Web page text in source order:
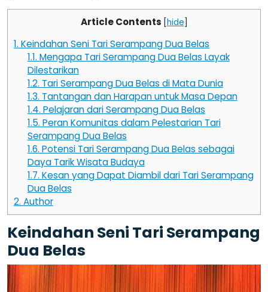
Article Contents [hide]
1. Keindahan Seni Tari Serampang Dua Belas
1.1. Mengapa Tari Serampang Dua Belas Layak
Dilestarikan
1.2. Tari Serampang Dua Belas di Mata Dunia
1.3. Tantangan dan Harapan untuk Masa Depan
1.4. Pelajaran dari Serampang Dua Belas
1.5. Peran Komunitas dalam Pelestarian Tari
Serampang Dua Belas
1.6. Potensi Tari Serampang Dua Belas sebagai
Daya Tarik Wisata Budaya
1.7. Kesan yang Dapat Diambil dari Tari Serampang
Dua Belas
2. Author
Keindahan Seni Tari Serampang
Dua Belas